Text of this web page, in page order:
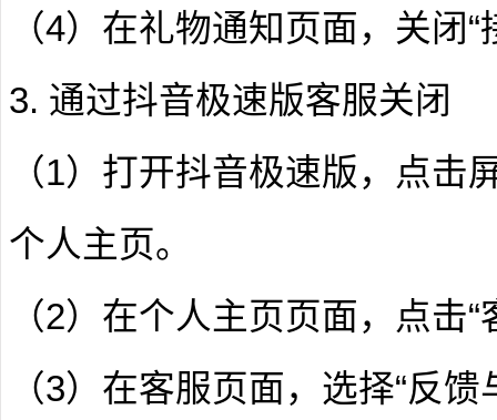
（4）在礼物通知页面，关闭
3. 通过抖音极速版客服关闭
（1）打开抖音极速版，点击
个人主页。
（2）在个人主页页面，点击“
（3）在客服页面，选择“反馈